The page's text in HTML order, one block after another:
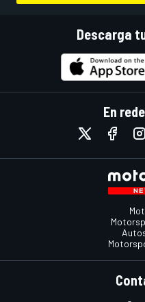
Descarga
En